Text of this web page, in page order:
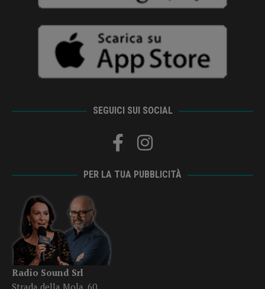
SEGUICI SUI SOCIAL
PER LA TUA PUBBLICITÀ
Radio Sound Srl
Strada della Mola, 60